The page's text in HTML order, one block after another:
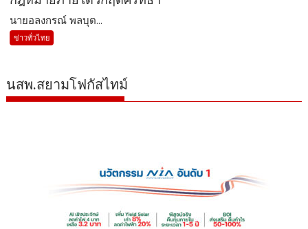
นายอลงกรณ์ พลบุต...
ข่าวทั่วไทย
นสพ.สยามโฟกัสไทม์